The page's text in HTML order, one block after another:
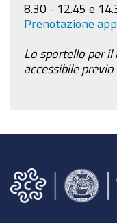
8.30 - 12.45 e
Prenotazione
Lo sportello per il
accessibile